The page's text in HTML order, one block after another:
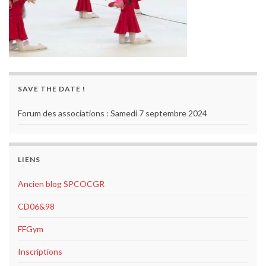
SAVE THE DATE !
Forum des associations : Samedi 7 septembre 2024
LIENS
Ancien blog SPCOCGR
CD06&98
FFGym
Inscriptions